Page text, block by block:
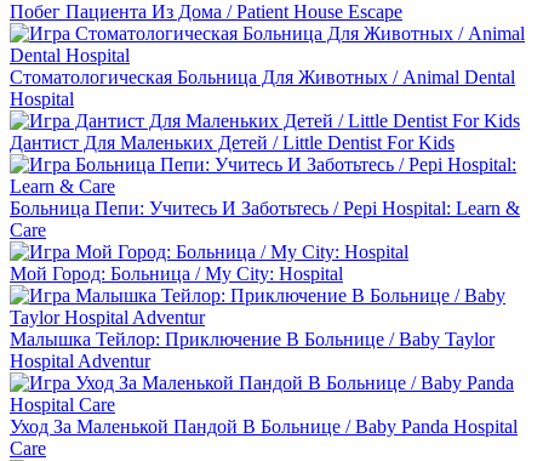
Побег Пациента Из Дома / Patient House Escape
Стоматологическая Больница Для Животных / Animal Dental
Hospital
Дантист Для Маленьких Детей / Little Dentist For Kids
Больница Пепи: Учитесь И Заботьтесь / Pepi Hospital: Learn &
Care
Мой Город: Больница / My City: Hospital
Малышка Тейлор: Приключение В Больнице / Baby Taylor
Hospital Adventur
Уход За Маленькой Пандой В Больнице / Baby Panda Hospital
Care